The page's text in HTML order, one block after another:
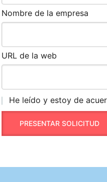
Nombre de la empresa
URL de la web
He leído y estoy de